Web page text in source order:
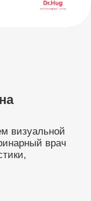
визуальной
врач